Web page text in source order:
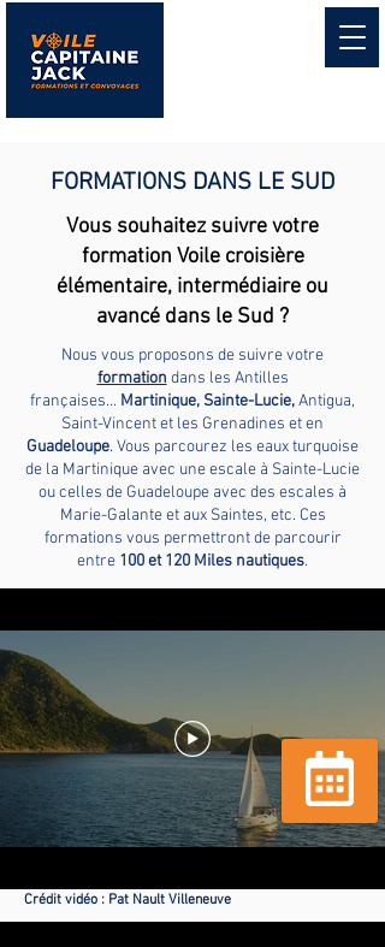
Réserver
FORMATIONS DANS LE SUD
Vous souhaitez suivre votre
formation Voile croisière
élémentaire, intermédiaire ou
avancé dans le Sud ?
Nous vous proposons de suivre votre
formation dans les Antilles
françaises... Martinique, Sainte-Lucie,Antigua,
Saint-Vincent et les Grenadines et en
Guadeloupe. Vous parcourez les eaux turquoise
de la Martinique avec une escale à Sainte-Lucie
ou celles de Guadeloupe avec des escales à
Marie-Galante et aux Saintes, etc. Ces
formations vous permettront de parcourir
entre 100 et 120 Miles nautiques.
Crédit vidéo : Pat Nault Villeneuve